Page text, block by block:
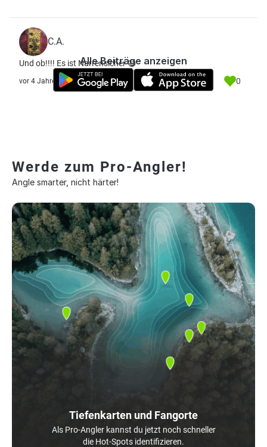
C.A.
Und ob!!!! Es ist Narrensicher 😄
vor 4 Jahre 0
Alle Beiträge anzeigen
Werde zum Pro-Angler!
Angle smarter, nicht härter!
Tiefenkarten und Fangorte
Als Pro-Angler kannst du jetzt noch schneller
die Hot-Spots identifizieren.